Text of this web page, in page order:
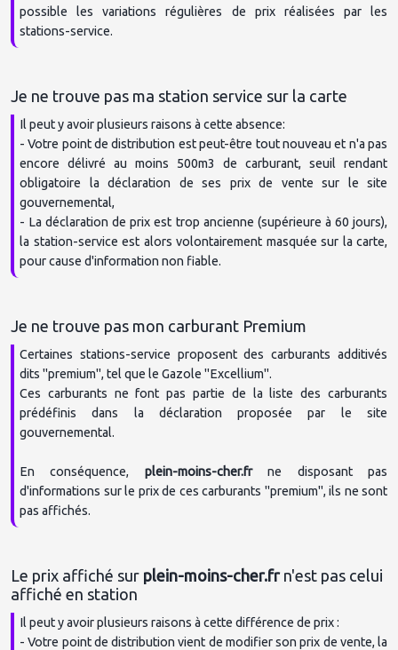
possible les variations régulières de prix réalisées par les
Il peut y avoir plusieurs raisons à cette absence:
- Votre point de distribution est peut-être tout nouveau et n'a pas
encore délivré au moins 500m3 de carburant, seuil rendant
obligatoire la déclaration de ses prix de vente sur le site
gouvernemental,
- La déclaration de prix est trop ancienne (supérieure à 60 jours),
la station-service est alors volontairement masquée sur la carte,
Certaines stations-service proposent des carburants additivés
dits "premium", tel que le Gazole "Excellium".
Ces carburants ne font pas partie de la liste des carburants
prédéfinis dans la déclaration proposée par le site
gouvernemental.
En conséquence, plein-moins-cher.fr ne disposant pas
d'informations sur le prix de ces carburants "premium", ils ne sont
Le prix affiché sur plein-moins-cher.fr n'est pas celui
Il peut y avoir plusieurs raisons à cette différence de prix :
- Votre point de distribution vient de modifier son prix de vente, la